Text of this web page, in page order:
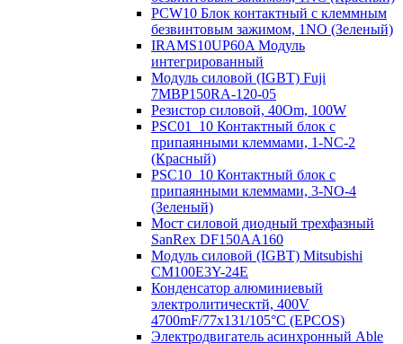
PCW10 Блок контактный с клеммным
безвинтовым зажимом, 1NO (Зеленый)
IRAMS10UP60A Модуль
интегрированный
Модуль силовой (IGBT) Fuji
7MBP150RA-120-05
Резистор силовой, 40Om, 100W
PSC01_10 Контактный блок с
припаянными клеммами, 1-NC-2
(Красный)
PSC10_10 Контактный блок с
припаянными клеммами, 3-NO-4
(Зеленый)
Мост силовой диодный трехфазный
SanRex DF150AA160
Модуль силовой (IGBT) Mitsubishi
CM100E3Y-24E
Конденсатор алюминиевый
электролитическтй, 400V
4700mF/77x131/105°C (EPCOS)
Электродвигатель асинхронный Able